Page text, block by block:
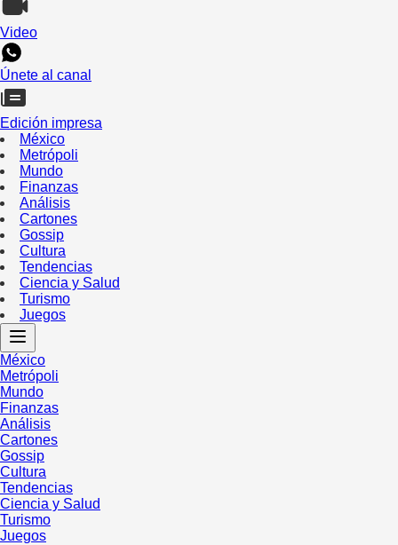
Video
Únete al canal
Edición impresa
México
Metrópoli
Mundo
Finanzas
Análisis
Cartones
Gossip
Cultura
Tendencias
Ciencia y Salud
Turismo
Juegos
México
Metrópoli
Mundo
Finanzas
Análisis
Cartones
Gossip
Cultura
Tendencias
Ciencia y Salud
Turismo
Juegos